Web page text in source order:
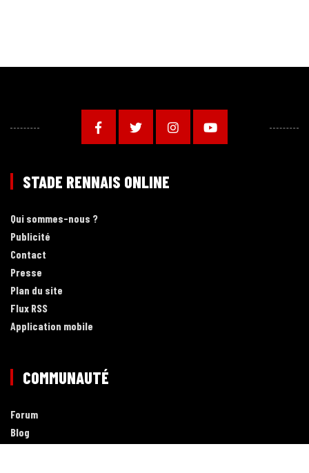
STADE RENNAIS ONLINE
Qui sommes-nous ?
Publicité
Contact
Presse
Plan du site
Flux RSS
Application mobile
COMMUNAUTÉ
Forum
Blog